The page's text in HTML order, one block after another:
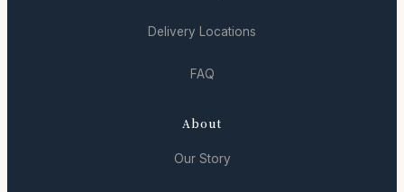
Delivery Locations
FAQ
About
Our Story